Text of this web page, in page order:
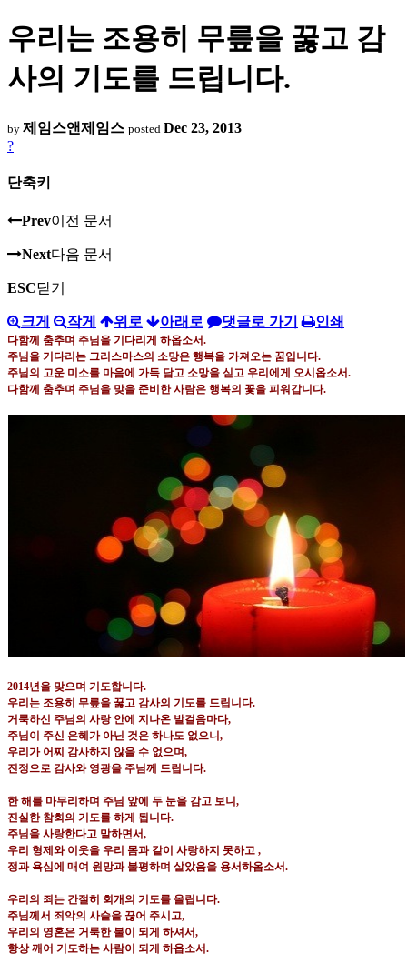
우리는 조용히 무릎을 꿇고 감
사의 기도를 드립니다.
by 제임스앤제임스 posted Dec 23, 2013
?
단축키
Prev이전 문서
Next다음 문서
ESC닫기
크게 작게 위로 아래로 댓글로 가기 인쇄
다함께 춤추며 주님을 기다리게 하옵소서.
주님을 기다리는 그리스마스의 소망은 행복을 가져오는 꿈입니다.
주님의 고운 미소를 마음에 가득 담고 소망을 싣고 우리에게 오시옵소서.
다함께 춤추며 주님을 맞을 준비한 사람은 행복의 꽃을 피워갑니다.
2014년을 맞으며 기도합니다.
우리는 조용히 무릎을 꿇고 감사의 기도를 드립니다.
거룩하신 주님의 사랑 안에 지나온 발걸음마다,
주님이 주신 은혜가 아닌 것은 하나도 없으니 ,
우리가 어찌 감사하지 않을 수 없으며,
진정으로 감사와 영광을 주님께 드립니다.
한 해를 마무리하며 주님 앞에 두 눈을 감고 보니 ,
진실한 참회의 기도를 하게 됩니다.
주님을 사랑한다고 말하면서,
우리 형제와 이웃을 우리 몸과 같이 사랑하지 못하고 ,
정과 욕심에 매여 원망과 불평하며 살았음을 용서하옵소서.
우리의 죄는 간절히 회개의 기도를 올립니다.
주님께서 죄악의 사슬을 끊어 주시고,
우리의 영혼은 거룩한 불이 되게 하셔서,
항상 깨어 기도하는 사람이 되게 하옵소서.